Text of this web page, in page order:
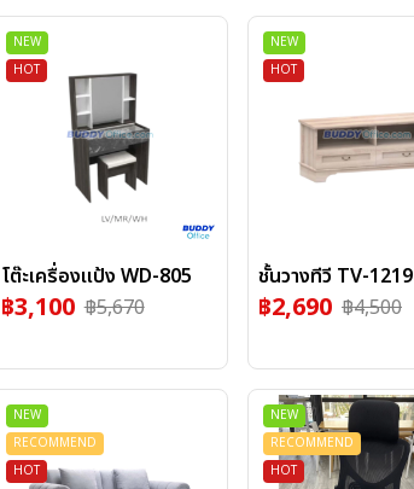
NEW
HOT
โต๊ะเครื่องแป้ง WD-805
฿3,100 ฿5,670
NEW
HOT
ชั้นวางทีวี TV-1219
฿2,690 ฿4,500
NEW
RECOMMEND
HOT
NEW
RECOMMEND
HOT